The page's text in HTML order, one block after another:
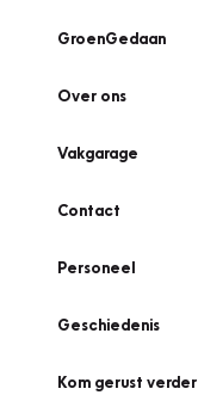
GroenGedaan
Over ons
Vakgarage
Contact
Personeel
Geschiedenis
Kom gerust verder